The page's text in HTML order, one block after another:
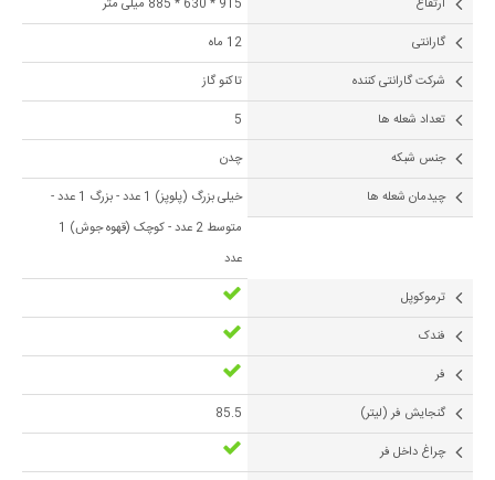
ارتفاع
915 * 630 * 885 میلی متر
گارانتی
12 ماه
شرکت گارانتی کننده
تاکنو گاز
تعداد شعله ها
5
جنس شبکه
چدن
چیدمان شعله ها
خیلی بزرگ (پلوپز) 1 عدد - بزرگ 1 عدد -
متوسط 2 عدد - کوچک (قهوه جوش) 1
عدد
ترموکوپل
فندک
فر
گنجایش فر (لیتر)
85.5
چراغ داخل فر